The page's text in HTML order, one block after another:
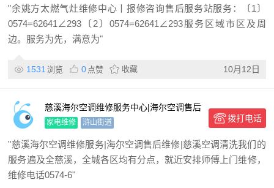
"余姚方太燃气灶维修中心丨报修咨询售后服务站服务：〔1〕
0574=62641∠293〔2〕0574=62641∠293服务区域市区及周
边。服务为先，满意为"
1531 浏览 0 点赞 收藏 10月12日
慈溪海尔空调维修服务中心|海尔空调售后
维修电话
家电维修 浒山街道 拨打电话
"慈溪海尔空调维修服务|海尔空调售后维修|慈溪空调清洗我们的
服务遍及全慈溪，全城各区均有分点，就近安排师傅上门维修，
维修电话0574-6"